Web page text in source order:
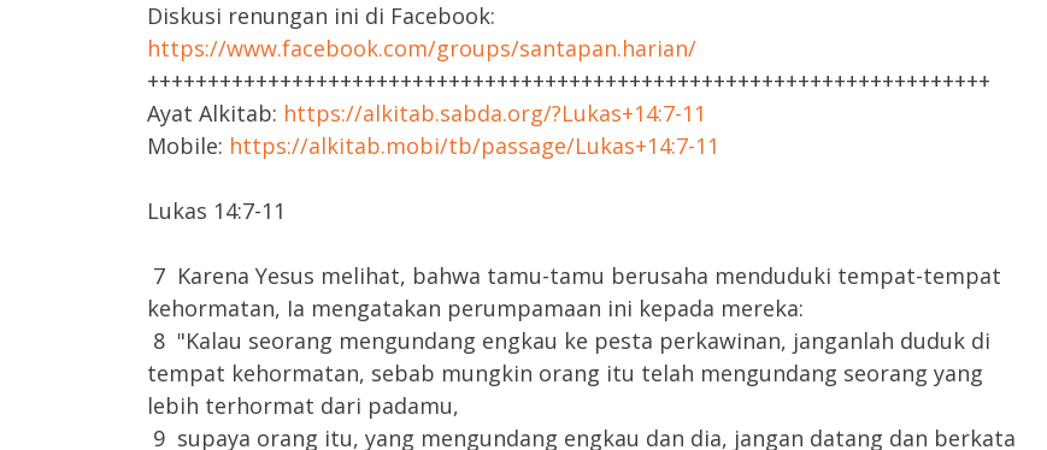
Diskusi renungan ini di Facebook:
https://www.facebook.com/groups/santapan.harian/
++++++++++++++++++++++++++++++++++++++++++++++++++++++++++++++++++++++
Ayat Alkitab: https://alkitab.sabda.org/?Lukas+14:7-11
Mobile: https://alkitab.mobi/tb/passage/Lukas+14:7-11
Lukas 14:7-11
7 Karena Yesus melihat, bahwa tamu-tamu berusaha menduduki tempat-tempat
kehormatan, Ia mengatakan perumpamaan ini kepada mereka:
8 "Kalau seorang mengundang engkau ke pesta perkawinan, janganlah duduk di
tempat kehormatan, sebab mungkin orang itu telah mengundang seorang yang
lebih terhormat dari padamu,
9 supaya orang itu, yang mengundang engkau dan dia, jangan datang dan berkata